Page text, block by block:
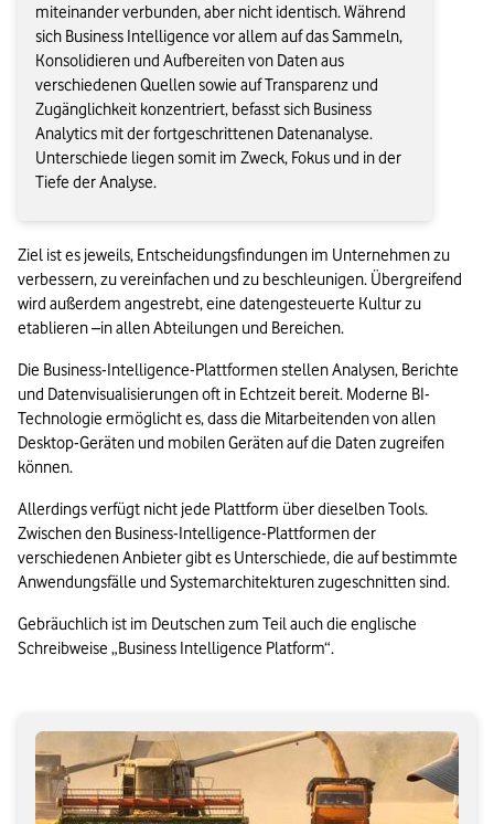
miteinander verbunden, aber nicht identisch. Während
sich Business Intelligence vor allem auf das Sammeln,
Konsolidieren und Aufbereiten von Daten aus
verschiedenen Quellen sowie auf Transparenz und
Zugänglichkeit konzentriert, befasst sich Business
Analytics mit der fortgeschrittenen Datenanalyse.
Unterschiede liegen somit im Zweck, Fokus und in der
Tiefe der Analyse.
Ziel ist es jeweils, Entscheidungsfindungen im Unternehmen zu
verbessern, zu vereinfachen und zu beschleunigen. Übergreifend
wird außerdem angestrebt, eine datengesteuerte Kultur zu
etablieren –in allen Abteilungen und Bereichen.
Die Business-Intelligence-Plattformen stellen Analysen, Berichte
und Datenvisualisierungen oft in Echtzeit bereit. Moderne BI-
Technologie ermöglicht es, dass die Mitarbeitenden von allen
Desktop-Geräten und mobilen Geräten auf die Daten zugreifen
können.
Allerdings verfügt nicht jede Plattform über dieselben Tools.
Zwischen den Business-Intelligence-Plattformen der
verschiedenen Anbieter gibt es Unterschiede, die auf bestimmte
Anwendungsfälle und Systemarchitekturen zugeschnitten sind.
Gebräuchlich ist im Deutschen zum Teil auch die englische
Schreibweise „Business Intelligence Platform“.